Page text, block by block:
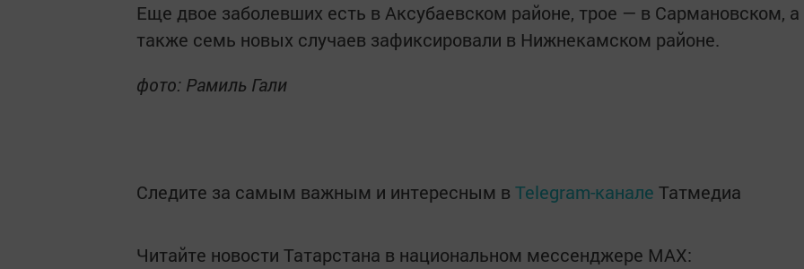
Еще двое заболевших есть в Аксубаевском районе, трое — в Сармановском, а
также семь новых случаев зафиксировали в Нижнекамском районе.
фото: Рамиль Гали
Следите за самым важным и интересным в Telegram-канале Татмедиа
Читайте новости Татарстана в национальном мессенджере MАХ: